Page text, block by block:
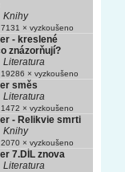
Knihy
× vyzkoušeno
- kreslené
znázorňují?
Literatura
× vyzkoušeno
směs
Literatura
× vyzkoušeno
- Relikvie smrti
Knihy
× vyzkoušeno
7.DÍL znova
Literatura